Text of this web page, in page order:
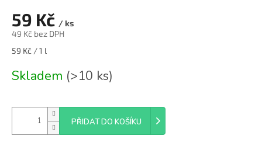
59 Kč / ks
49 Kč bez DPH
Měrná
59 Kč / 1 l
Skladem (>10 ks)
PŘIDAT DO KOŠÍKU